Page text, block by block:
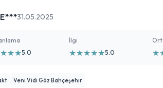
31.05.2025
★★★5.0
İlgi
★★★★★5.0 ★
Veni Vidi Göz Bahçeşehir